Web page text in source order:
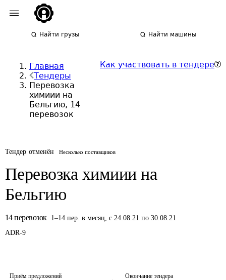
Найти грузы Найти машины
Главная
Тендеры
Перевозка
химиии на
Бельгию, 14
перевозок
Как участвовать в тендере
Тендер отменён Несколько поставщиков
Перевозка химиии на
Бельгию
14 перевозок 1–14 пер. в месяц, с 24.08.21 по 30.08.21
ADR-9
Приём предложений
Окончание тендера